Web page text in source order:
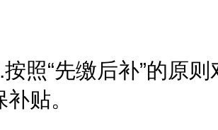
“先缴后补”的原则
贴。